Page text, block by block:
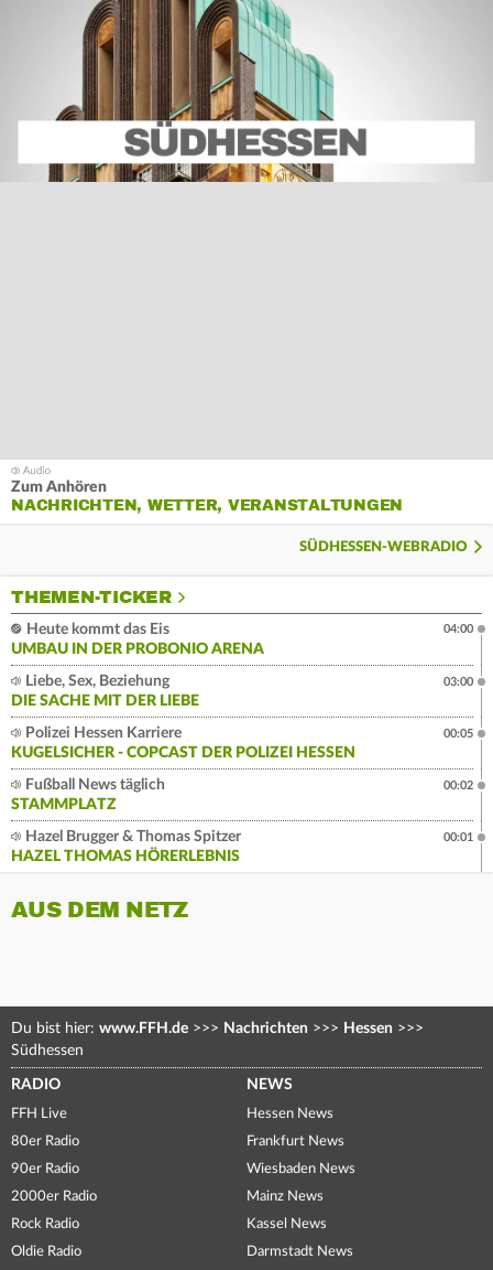
Zum Anhören
NACHRICHTEN, WETTER, VERANSTALTUNGEN
SÜDHESSEN-WEBRADIO
THEMEN-TICKER
Heute kommt das Eis
UMBAU IN DER PROBONIO ARENA
04:00
Liebe, Sex, Beziehung
DIE SACHE MIT DER LIEBE
03:00
Polizei Hessen Karriere
KUGELSICHER - COPCAST DER POLIZEI HESSEN
00:05
Fußball News täglich
STAMMPLATZ
00:02
Hazel Brugger & Thomas Spitzer
HAZEL THOMAS HÖRERLEBNIS
00:01
AUS DEM NETZ
Du bist hier: www.FFH.de >>> Nachrichten >>> Hessen >>>
Südhessen
RADIO
FFH Live
80er Radio
90er Radio
2000er Radio
Rock Radio
Oldie Radio
NEWS
Hessen News
Frankfurt News
Wiesbaden News
Mainz News
Kassel News
Darmstadt News